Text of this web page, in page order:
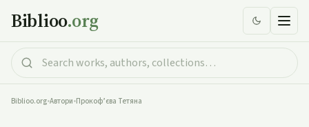
Biblioo.org
Biblioo.org•Автори•Прокоф’єва Тетяна